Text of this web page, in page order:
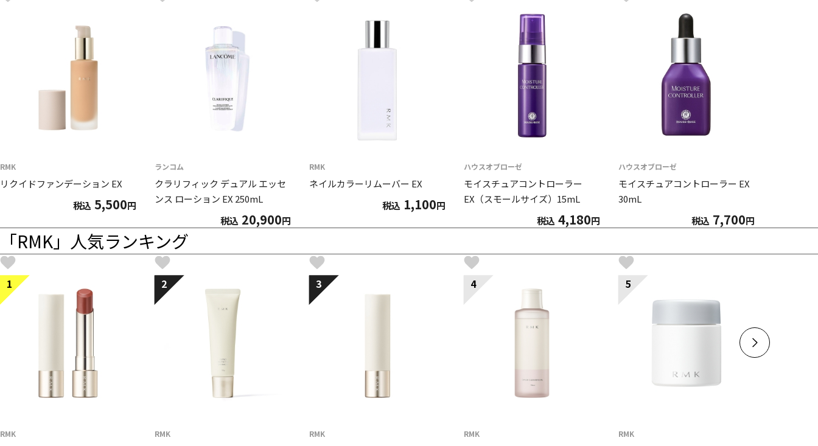
RMK
リクイドファンデーション EX
税込 5,500円
ランコム
クラリフィック デュアル エッセ
ンス ローション EX 250mL
税込 20,900円
RMK
ネイルカラーリムーバー EX
税込 1,100円
ハウスオブローゼ
モイスチュアコントローラー
EX（スモールサイズ）15mL
税込 4,180円
ハウスオブローゼ
モイスチュアコントローラー EX
30mL
税込 7,700円
「RMK」人気ランキング
1
RMK
2
RMK
3
RMK
4
RMK
5
RMK